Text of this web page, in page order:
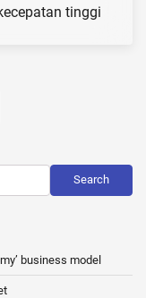
tinggi
Search
business model